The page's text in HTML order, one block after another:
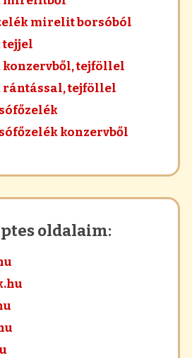
mirelit borsóból
tejjel
konzervből, tejföllel
rántással, tejföllel
konzervből
oldalaim: